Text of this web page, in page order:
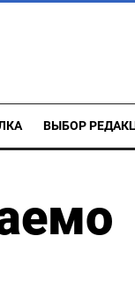
ВЫБОР